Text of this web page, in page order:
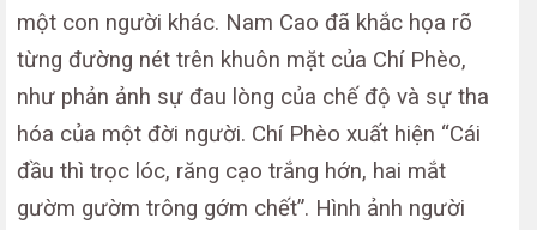
một con người khác. Nam Cao đã khắc họa rõ
từng đường nét trên khuôn mặt của Chí Phèo,
như phản ảnh sự đau lòng của chế độ và sự tha
hóa của một đời người. Chí Phèo xuất hiện “Cái
đầu thì trọc lóc, răng cạo trắng hớn, hai mắt
gườm gườm trông gớm chết”. Hình ảnh người